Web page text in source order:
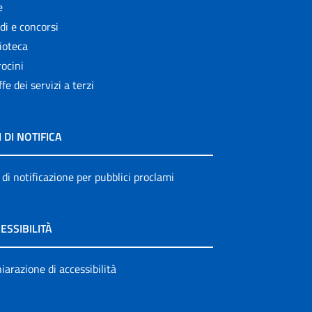
e concorsi
dei servizi a terzi
DI NOTIFICA
notificazione per pubblici proclami
di accessibilità